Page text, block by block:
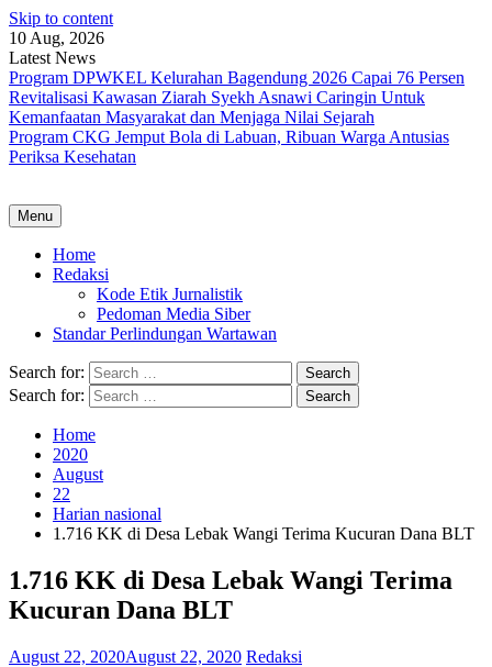
Skip to content
10 Aug, 2026
Latest News
Program DPWKEL Kelurahan Bagendung 2026 Capai 76 Persen
Revitalisasi Kawasan Ziarah Syekh Asnawi Caringin Untuk
Kemanfaatan Masyarakat dan Menjaga Nilai Sejarah
Program CKG Jemput Bola di Labuan, Ribuan Warga Antusias
Periksa Kesehatan
Menu
Home
Redaksi
Kode Etik Jurnalistik
Pedoman Media Siber
Standar Perlindungan Wartawan
Search for:
Search for:
Home
2020
August
22
Harian nasional
1.716 KK di Desa Lebak Wangi Terima Kucuran Dana BLT
1.716 KK di Desa Lebak Wangi Terima
Kucuran Dana BLT
August 22, 2020August 22, 2020 Redaksi